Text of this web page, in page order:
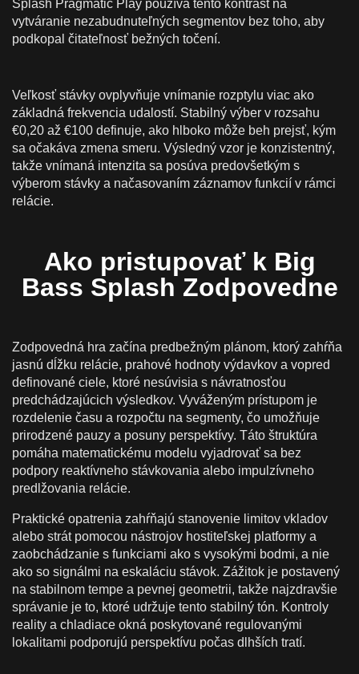
Splash Pragmatic Play používa tento kontrast na
vytváranie nezabudnuteľných segmentov bez toho, aby
podkopal čitateľnosť bežných točení.
Veľkosť stávky ovplyvňuje vnímanie rozptylu viac ako
základná frekvencia udalostí. Stabilný výber v rozsahu
€0,20 až €100 definuje, ako hlboko môže beh prejsť, kým
sa očakáva zmena smeru. Výsledný vzor je konzistentný,
takže vnímaná intenzita sa posúva predovšetkým s
výberom stávky a načasovaním záznamov funkcií v rámci
relácie.
Ako pristupovať k Big
Bass Splash Zodpovedne
Zodpovedná hra začína predbežným plánom, ktorý zahŕňa
jasnú dĺžku relácie, prahové hodnoty výdavkov a vopred
definované ciele, ktoré nesúvisia s návratnosťou
predchádzajúcich výsledkov. Vyváženým prístupom je
rozdelenie času a rozpočtu na segmenty, čo umožňuje
prirodzené pauzy a posuny perspektívy. Táto štruktúra
pomáha matematickému modelu vyjadrovať sa bez
podpory reaktívneho stávkovania alebo impulzívneho
predlžovania relácie.
Praktické opatrenia zahŕňajú stanovenie limitov vkladov
alebo strát pomocou nástrojov hostiteľskej platformy a
zaobchádzanie s funkciami ako s vysokými bodmi, a nie
ako so signálmi na eskaláciu stávok. Zážitok je postavený
na stabilnom tempe a pevnej geometrii, takže najzdravšie
správanie je to, ktoré udržuje tento stabilný tón. Kontroly
reality a chladiace okná poskytované regulovanými
lokalitami podporujú perspektívu počas dlhších tratí.